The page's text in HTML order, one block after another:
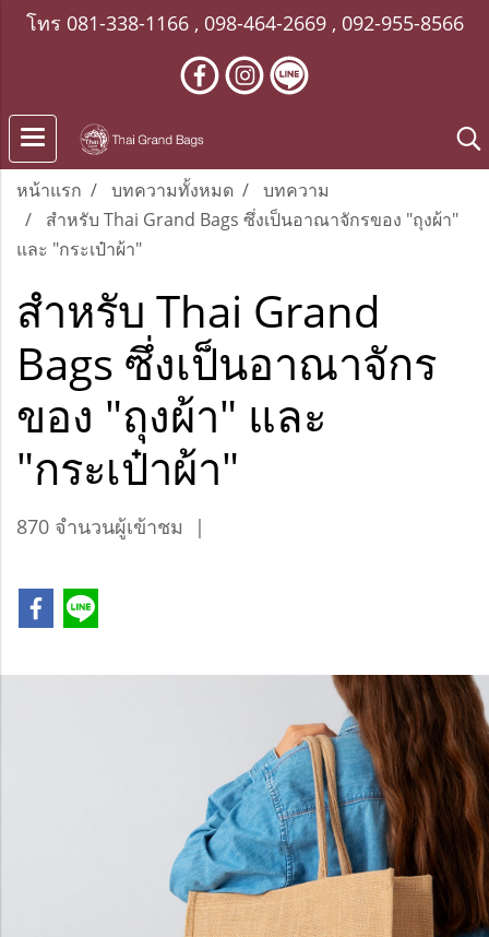
โทร 081-338-1166, 098-464-2669, 092-955-8566
หน้าแรก บทความทั้งหมด
บทความ
สำหรับ Thai Grand Bags ซึ่งเป็นอาณาจักรของ "ถุงผ้า"
และ "กระเป๋าผ้า"
สำหรับ Thai Grand
Bags ซึ่งเป็นอาณาจักร
ของ "ถุงผ้า" และ
"กระเป๋าผ้า"
870 จำนวนผู้เข้าชม |